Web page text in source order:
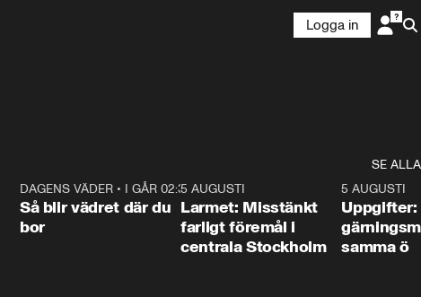
Logga in
SE ALLA
1:06
DAGENS VÄDER• I GÅR 02:30
Så blir vädret där du
bor
0:35
5 AUGUSTI
Larmet: Misstänkt
farligt föremål i
centrala Stockholm
5 AUGUSTI
Uppgifter:
samma ö